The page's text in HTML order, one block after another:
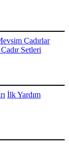
Çadırlar
Setleri
İlk Yardım